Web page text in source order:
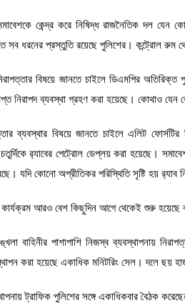
কেন্দ্র করে নিষিদ্ধ রাজনৈতিক দল যেন
সব ধরনের প্রস্তুতি রয়েছে পুলিশের। কন্ট্রোল রুম
নিরাপত্তার বিষয়ে জানতে চাইলে ডিএমপির
নিরাপদ ব্যবস্থা গ্রহণ করা হয়েছে। কোথাও
ব্যবস্থার বিষয়ে জানতে চাইলে এলিট
র‌্যাবের পেট্রোল ডেপ্লয় করা হয়েছে।
যদি কোনো অপ্রীতিকর পরিস্থিতি সৃষ্টি হয় র‌্যাব
কার্যক্রম আরও বেশ কিছুদিন আগে থেকেই শুরু হয়েছে
বাহিনীর পাশাপাশি নিজস্ব ব্যবস্থাপনায়
করা হয়েছে একাধিক মনিটরিং সেল। দলে ছয়
ট্রাফিক পুলিশের সঙ্গে একাধিকবার বৈঠক